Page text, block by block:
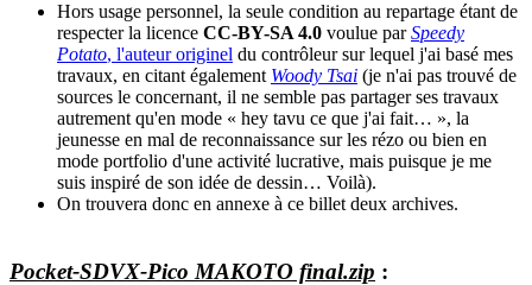
Hors usage personnel, la seule condition au repartage étant de
respecter la licence CC-BY-SA 4.0 voulue parSpeedy
Potato, l'auteur originel du contrôleur sur lequel j'ai basé mes
travaux, en citant également Woody Tsai (je n'ai pas trouvé de
sources le concernant, il ne semble pas partager ses travaux
autrement qu'en mode « hey tavu ce que j'ai fait… », la
jeunesse en mal de reconnaissance sur les rézo ou bien en
mode portfolio d'une activité lucrative, mais puisque je me
suis inspiré de son idée de dessin… Voilà).
On trouvera donc en annexe à ce billet deux archives.
Pocket-SDVX-Pico MAKOTO final.zip :